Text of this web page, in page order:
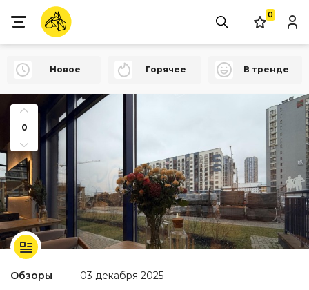
0
Новое Горячее В тренде
0
Обзоры 03 декабря 2025